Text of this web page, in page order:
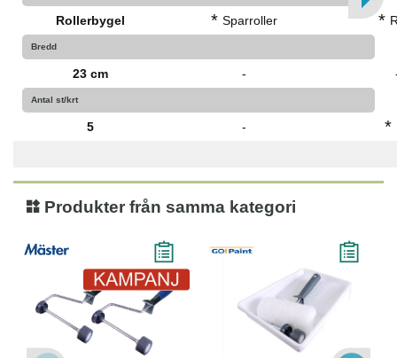
Rollerbygel * Sparroller *
Bredd
23 cm -
Antal st/krt
5 - *
Produkter från samma kategori